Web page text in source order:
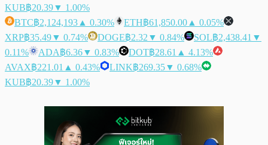
KUB฿20.39▼ 1.00%
BTC฿2,124,193 ▲ 0.30% ETH฿61,850.00 ▲ 0.05%
XRP฿35.49▼ 0.74% DOGE฿2.32 ▼ 0.84% SOL฿2,438.41 ▼
0.11%
ADA฿6.36▼ 0.83% DOT฿28.61 ▲ 4.13%
AVAX฿221.01 ▲ 0.43% LINK฿269.35▼ 0.68%
KUB฿20.39▼ 1.00%